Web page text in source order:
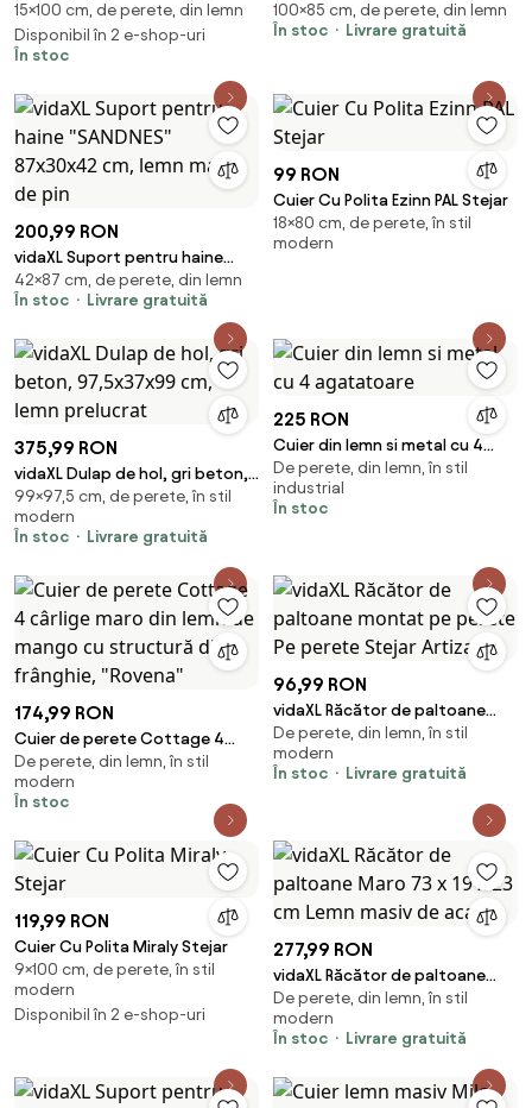
Walker 100 cm, stejar artisan
15×100 cm, de perete, din lemn
Disponibil în 2 e-shop-uri
În stoc
Poliță Bară și Agățători Stejar,
85 × 32 × 100 cm
100×85 cm, de perete, din lemn
În stoc
Livrare gratuită
200,99 RON
vidaXL Suport pentru haine
"SANDNES" 87x30x42 cm, lemn
masiv de pin
42×87 cm, de perete, din lemn
În stoc
Livrare gratuită
99 RON
Cuier Cu Polita Ezinn PAL Stejar
18×80 cm, de perete, în stil
modern
375,99 RON
vidaXL Dulap de hol, gri beton,
97,5x37x99 cm, lemn prelucrat
99×97,5 cm, de perete, în stil
modern
În stoc
Livrare gratuită
225 RON
Cuier din lemn si metal cu 4
agatatoare
De perete, din lemn, în stil
industrial
În stoc
174,99 RON
Cuier de perete Cottage 4
cârlige maro din lemn de
mango cu structură din
frânghie, "Rovena"
De perete, din lemn, în stil
modern
În stoc
96,99 RON
vidaXL Răcător de paltoane
montat pe perete Pe perete
Stejar Artizanal
De perete, din lemn, în stil
modern
În stoc
Livrare gratuită
119,99 RON
Cuier Cu Polita Miraly Stejar
9×100 cm, de perete, în stil
modern
Disponibil în 2 e-shop-uri
277,99 RON
vidaXL Răcător de paltoane
Maro 73 x 19 x 23 cm Lemn
masiv de acacia
De perete, din lemn, în stil
modern
În stoc
Livrare gratuită